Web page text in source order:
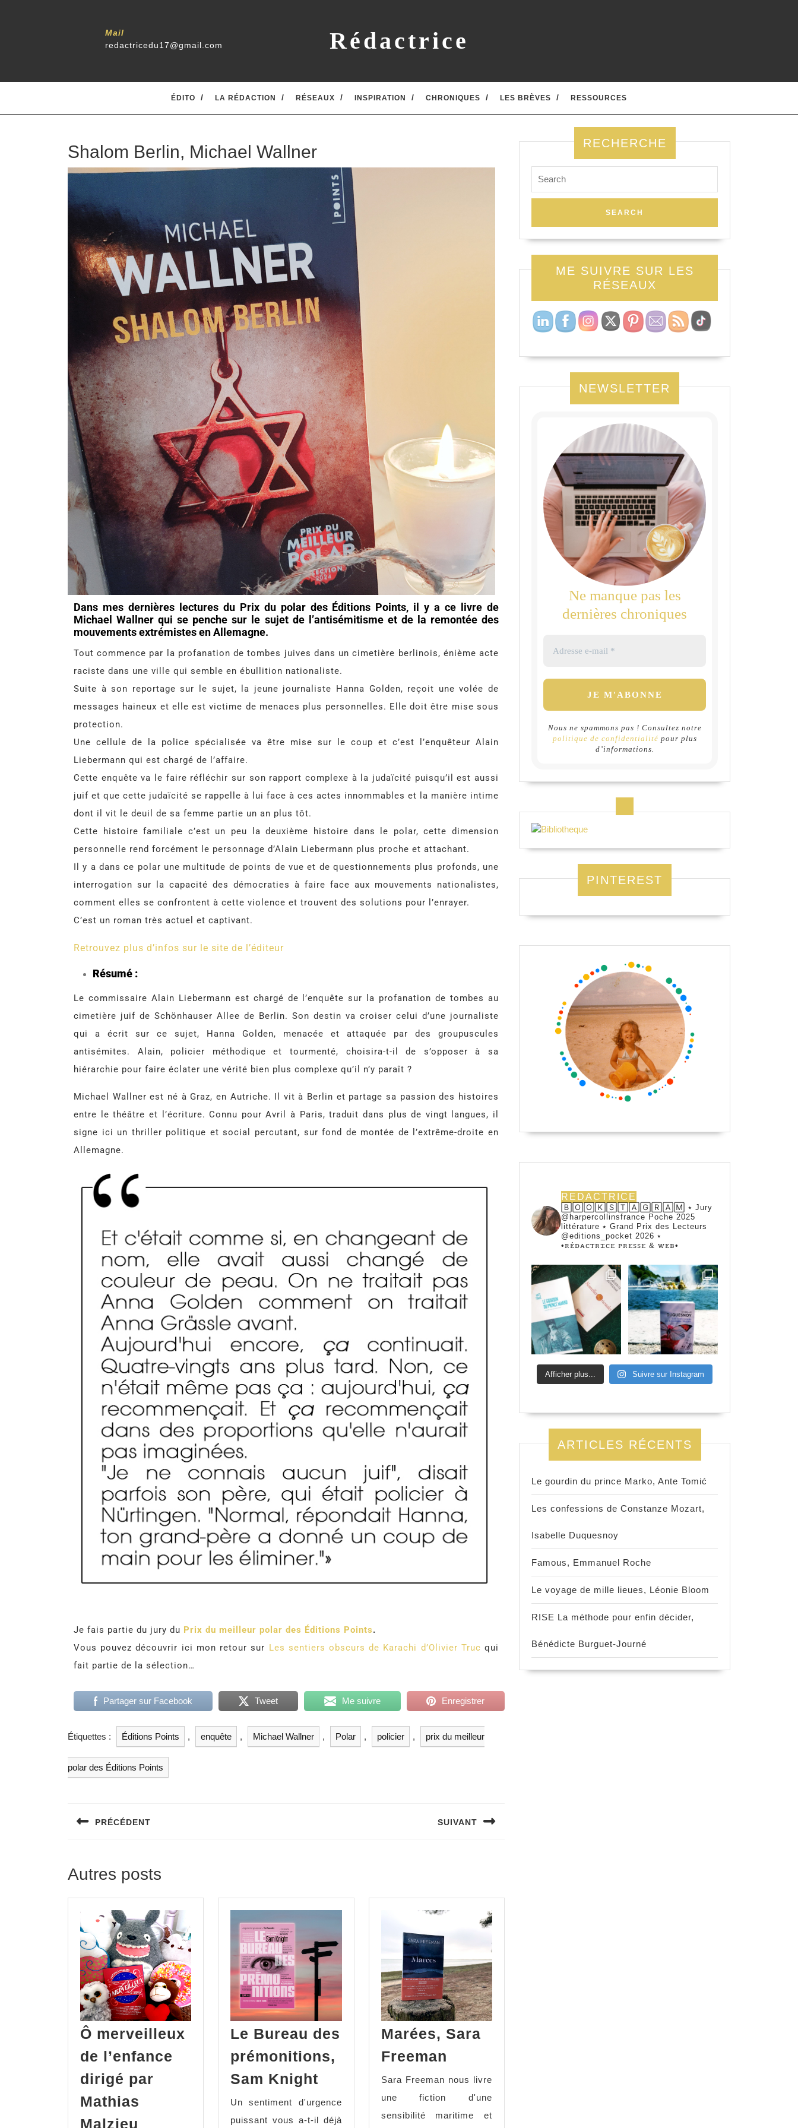
Mail
redactricedu17@gmail.com
Rédactrice
ÉDITO LA RÉDACTION RÉSEAUX INSPIRATION CHRONIQUES LES BRÈVES RESSOURCES
Shalom Berlin, Michael Wallner
Dans mes dernières lectures du Prix du polar des Éditions Points, il y a ce livre de
Michael Wallner qui se penche sur le sujet de l’antisémitisme et de la remontée des
mouvements extrémistes en Allemagne.
Tout commence par la profanation de tombes juives dans un cimetière berlinois, énième acte
raciste dans une ville qui semble en ébullition nationaliste.
Suite à son reportage sur le sujet, la jeune journaliste Hanna Golden, reçoit une volée de
messages haineux et elle est victime de menaces plus personnelles. Elle doit être mise sous
protection.
Une cellule de la police spécialisée va être mise sur le coup et c’est l’enquêteur Alain
Liebermann qui est chargé de l’affaire.
Cette enquête va le faire réfléchir sur son rapport complexe à la judaïcité puisqu’il est aussi
juif et que cette judaïcité se rappelle à lui face à ces actes innommables et la manière intime
dont il vit le deuil de sa femme partie un an plus tôt.
Cette histoire familiale c’est un peu la deuxième histoire dans le polar, cette dimension
personnelle rend forcément le personnage d’Alain Liebermann plus proche et attachant.
Il y a dans ce polar une multitude de points de vue et de questionnements plus profonds, une
interrogation sur la capacité des démocraties à faire face aux mouvements nationalistes,
comment elles se confrontent à cette violence et trouvent des solutions pour l’enrayer.
C’est un roman très actuel et captivant.
Retrouvez plus d’infos sur le site de l’éditeur
Résumé :
Le commissaire Alain Liebermann est chargé de l’enquête sur la profanation de tombes au
cimetière juif de Schönhauser Allee de Berlin. Son destin va croiser celui d’une journaliste
qui a écrit sur ce sujet, Hanna Golden, menacée et attaquée par des groupuscules
antisémites. Alain, policier méthodique et tourmenté, choisira-t-il de s’opposer à sa
hiérarchie pour faire éclater une vérité bien plus complexe qu’il n’y paraît ?
Michael Wallner est né à Graz, en Autriche. Il vit à Berlin et partage sa passion des histoires
entre le théâtre et l’écriture. Connu pour Avril à Paris, traduit dans plus de vingt langues, il
signe ici un thriller politique et social percutant, sur fond de montée de l’extrême-droite en
Allemagne.
Je fais partie du jury du Prix du meilleur polar des Éditions Points.
Vous pouvez découvrir ici mon retour sur Les sentiers obscurs de Karachi d’Olivier Truc qui
fait partie de la sélection…
Partager sur Facebook Tweet Me suivre Enregistrer
Étiquettes : Éditions Points , enquête , Michael Wallner , Polar , policier , prix du meilleur
polar des Éditions Points
PRÉCÉDENT SUIVANT
Autres posts
Ô merveilleux
de l’enfance
dirigé par
Mathias
Malzieu
Le Bureau des
prémonitions,
Sam Knight
Un sentiment d'urgence
puissant vous a-t-il déjà
Marées, Sara
Freeman
Sara Freeman nous livre
une fiction d'une
sensibilité maritime et
RECHERCHE
ME SUIVRE SUR LES
RÉSEAUX
NEWSLETTER
Ne manque pas les
dernières chroniques
Nous ne spammons pas ! Consultez notre
politique de confidentialité pour plus
d’informations.
PINTEREST
REDACTRICE
🄱🄾🄾🄺🅂🅃🄰🄶🅁🄰🄼 ⭑ Jury
@harpercollinsfrance Poche 2025
littérature ⭑ Grand Prix des Lecteurs
@editions_pocket 2026 ⭑
•ꭱꭼ́ꭰꭺꮯꭲꭱꮖꮯꭼ ꮲꭱꭼꮪꮪꭼ & ꮃꭼᏼ•
Afficher plus... Suivre sur Instagram
ARTICLES RÉCENTS
Le gourdin du prince Marko, Ante Tomić
Les confessions de Constanze Mozart,
Isabelle Duquesnoy
Famous, Emmanuel Roche
Le voyage de mille lieues, Léonie Bloom
RISE La méthode pour enfin décider,
Bénédicte Burguet-Journé